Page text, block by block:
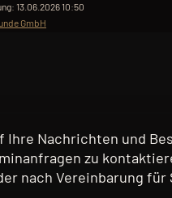
13.06.2026 10:50
GmbH
Ihre Nachrichten und
zu
nach Vereinbarung für